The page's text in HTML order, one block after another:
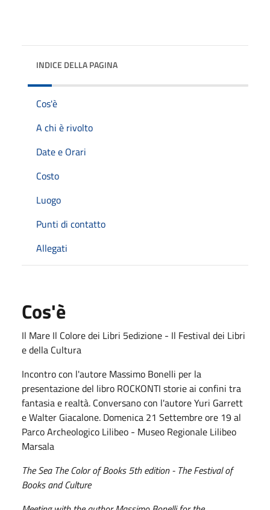
INDICE DELLA PAGINA
Cos'è
A chi è rivolto
Date e Orari
Costo
Luogo
Punti di contatto
Allegati
Cos'è
Il Mare Il Colore dei Libri 5edizione - Il Festival dei Libri
e della Cultura
Incontro con l'autore Massimo Bonelli per la
presentazione del libro ROCKONTI storie ai confini tra
fantasia e realtà. Conversano con l'autore Yuri Garrett
e Walter Giacalone. Domenica 21 Settembre ore 19 al
Parco Archeologico Lilibeo - Museo Regionale Lilibeo
Marsala
The Sea The Color of Books 5th edition - The Festival of
Books and Culture